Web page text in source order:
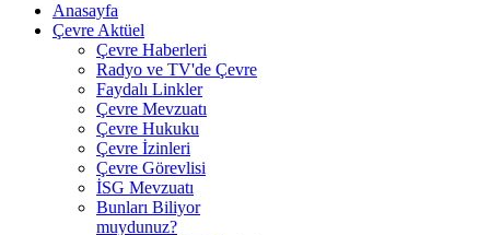
Anasayfa
Çevre Aktüel
Çevre Haberleri
Radyo ve TV'de Çevre
Faydalı Linkler
Çevre Mevzuatı
Çevre Hukuku
Çevre İzinleri
Çevre Görevlisi
İSG Mevzuatı
Bunları Biliyor
muydunuz?